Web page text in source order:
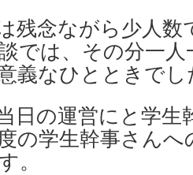
残念ながら少人
では、その分一
義なひとときでし
日の運営にと学生
の学生幹事さん
。